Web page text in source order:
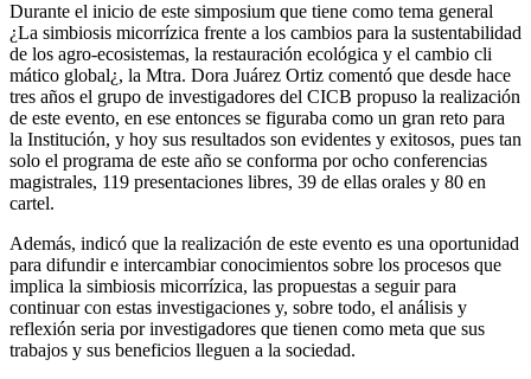
Durante el inicio de este simposium que tiene como tema general
¿La simbiosis micorrízica frente a los cambios para la sustentabilidad
de los agro-ecosistemas, la restauración ecológica y el cambio cli
mático global¿, la Mtra. Dora Juárez Ortiz comentó que desde hace
tres años el grupo de investigadores del CICB propuso la realización
de este evento, en ese entonces se figuraba como un gran reto para
la Institución, y hoy sus resultados son evidentes y exitosos, pues tan
solo el programa de este año se conforma por ocho conferencias
magistrales, 119 presentaciones libres, 39 de ellas orales y 80 en
cartel.
Además, indicó que la realización de este evento es una oportunidad
para difundir e intercambiar conocimientos sobre los procesos que
implica la simbiosis micorrízica, las propuestas a seguir para
continuar con estas investigaciones y, sobre todo, el análisis y
reflexión seria por investigadores que tienen como meta que sus
trabajos y sus beneficios lleguen a la sociedad.